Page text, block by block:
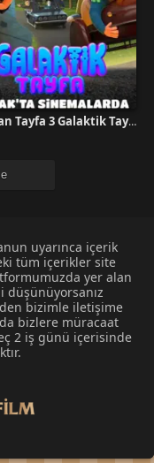
Rafadan Tayfa 3 Galaktik Tayfa Full HD İzle
uyarınca içerik
tüm içerikler site
yer alan
bizimle iletişime
bizlere müracaat
2 iş günü içerisinde